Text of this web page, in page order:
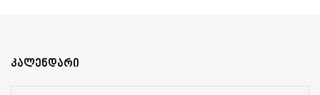
კალენდარი